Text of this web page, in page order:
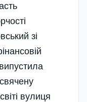
зі
вулиця